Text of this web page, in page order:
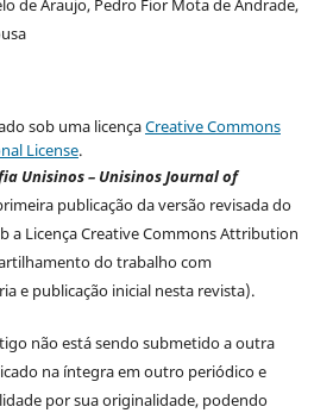
de Araujo, Pedro Fior Mota de Andrade,
sob uma licençaCreative Commons
License.
Unisinos – Unisinos Journal of
publicação da versão revisada do
a Licença Creative Commons Attribution
do trabalho com
e publicação inicial nesta revista).
não está sendo submetido a outra
na íntegra em outro periódico e
por sua originalidade, podendo